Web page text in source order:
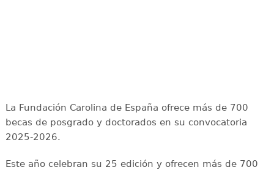
La Fundación Carolina de España ofrece más de 700
becas de posgrado y doctorados en su convocatoria
2025-2026.
Este año celebran su 25 edición y ofrecen más de 700